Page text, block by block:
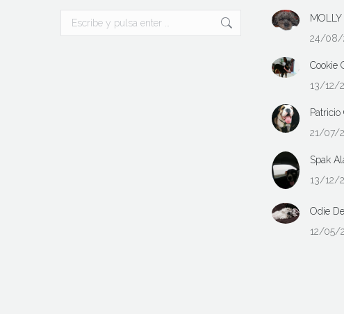
Buscar:
MOLLY
24/08/
Cookie
13/12/
21/07/
Spak
13/12/
Odie
12/05/